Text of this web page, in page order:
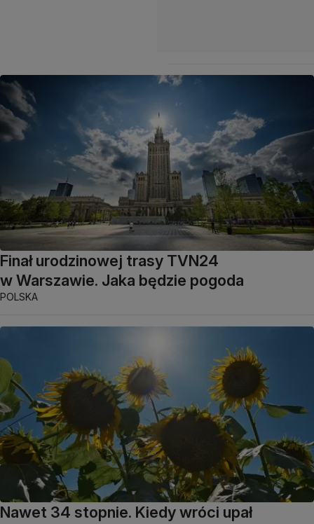
Finał urodzinowej trasy TVN24
w Warszawie. Jaka będzie pogoda
POLSKA
Nawet 34 stopnie. Kiedy wróci upał